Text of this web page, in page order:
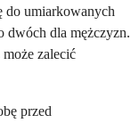
do umiarkowanych
dwóch dla mężczyzn.
zalecić
przed